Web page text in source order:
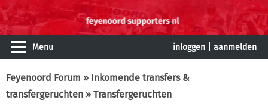
Menu inloggen aanmelden
Feyenoord Forum » Inkomende transfers &
transfergeruchten » Transfergeruchten